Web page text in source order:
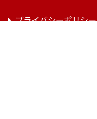
プライバシーポリシー